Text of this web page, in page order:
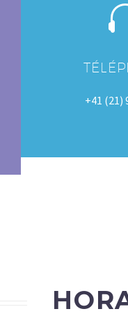
+41 (21)